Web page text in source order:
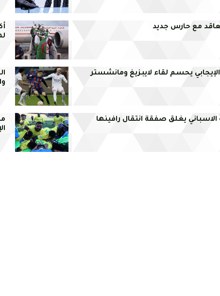
مع حارس جديد
الإيجابي يحسم لقاء لايبزيغ ومانشستر
الاسباني يغلق صفقة انتقال رافينها